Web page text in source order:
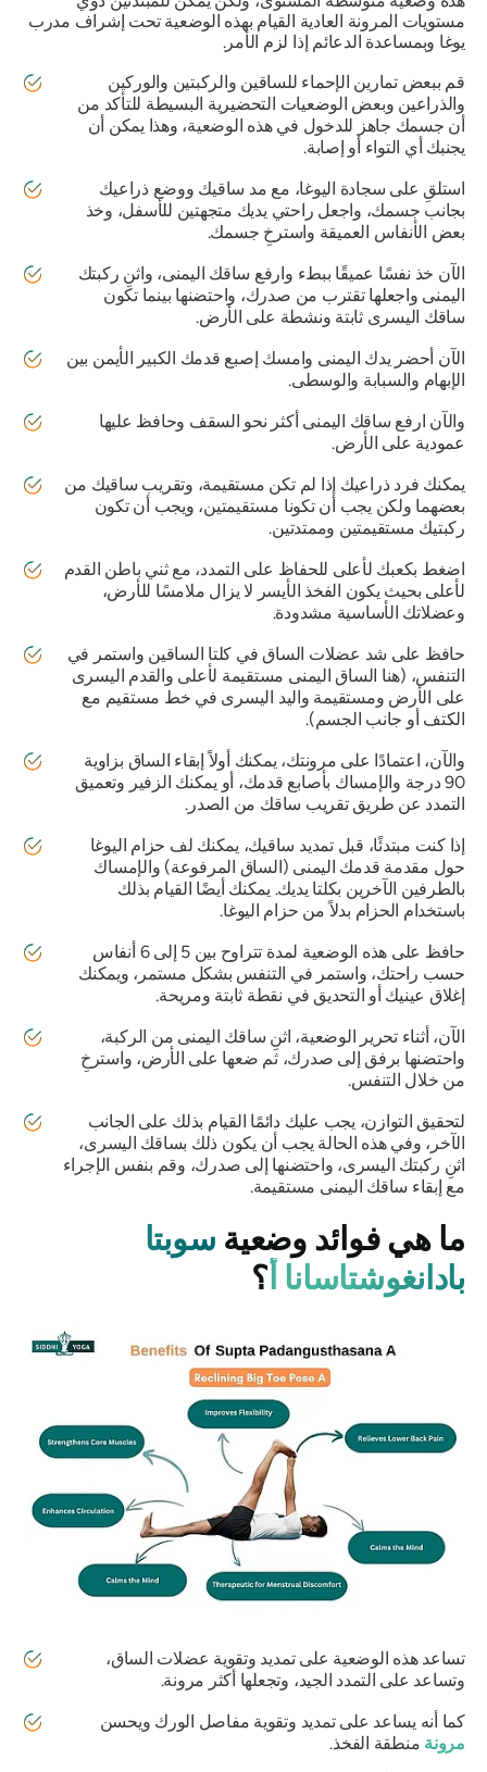
مستويات المرونة العادية القيام بهذه الوضعية تحت إشراف مدرب
يوغا وبمساعدة الدعائم إذا لزم الأمر.
قم ببعض تمارين الإحماء للساقين والركبتين والوركين
والذراعين وبعض الوضعيات التحضيرية البسيطة للتأكد من
أن جسمك جاهز للدخول في هذه الوضعية، وهذا يمكن أن
يجنبك أي التواء أو إصابة.
استلقِ على سجادة اليوغا، مع مد ساقيك ووضع ذراعيك
بجانب جسمك، واجعل راحتي يديك متجهتين للأسفل، وخذ
بعض الأنفاس العميقة واسترخِ جسمك.
الآن خذ نفسًا عميقًا ببطء وارفع ساقك اليمنى، واثنِ ركبتك
اليمنى واجعلها تقترب من صدرك، واحتضنها بينما تكون
ساقك اليسرى ثابتة ونشطة على الأرض.
الآن أحضر يدك اليمنى وامسك إصبع قدمك الكبير الأيمن بين
الإبهام والسبابة والوسطى.
والآن ارفع ساقك اليمنى أكثر نحو السقف وحافظ عليها
عمودية على الأرض.
يمكنك فرد ذراعيك إذا لم تكن مستقيمة، وتقريب ساقيك من
بعضهما ولكن يجب أن تكونا مستقيمتين، ويجب أن تكون
ركبتيك مستقيمتين وممتدتين.
اضغط بكعبك لأعلى للحفاظ على التمدد، مع ثني باطن القدم
لأعلى بحيث يكون الفخذ الأيسر لا يزال ملامسًا للأرض،
وعضلاتك الأساسية مشدودة.
حافظ على شد عضلات الساق في كلتا الساقين واستمر في
التنفس، (هنا الساق اليمنى مستقيمة لأعلى والقدم اليسرى
على الأرض ومستقيمة واليد اليسرى في خط مستقيم مع
الكتف أو جانب الجسم).
والآن، اعتمادًا على مرونتك، يمكنك أولاً إبقاء الساق بزاوية
90 درجة والإمساك بأصابع قدمك، أو يمكنك الزفير وتعميق
التمدد عن طريق تقريب ساقك من الصدر.
إذا كنت مبتدئًا، قبل تمديد ساقيك، يمكنك لف حزام اليوغا
حول مقدمة قدمك اليمنى (الساق المرفوعة) والإمساك
بالطرفين الآخرين بكلتا يديك. يمكنك أيضًا القيام بذلك
باستخدام الحزام بدلاً من حزام اليوغا.
حافظ على هذه الوضعية لمدة تتراوح بين 5 إلى 6 أنفاس
حسب راحتك، واستمر في التنفس بشكل مستمر، ويمكنك
إغلاق عينيك أو التحديق في نقطة ثابتة ومريحة.
الآن، أثناء تحرير الوضعية، اثنِ ساقك اليمنى من الركبة،
واحتضنها برفق إلى صدرك، ثم ضعها على الأرض، واسترخِ
من خلال التنفس.
لتحقيق التوازن، يجب عليك دائمًا القيام بذلك على الجانب
الآخر، وفي هذه الحالة يجب أن يكون ذلك بساقك اليسرى،
اثنِ ركبتك اليسرى، واحتضنها إلى صدرك، وقم بنفس الإجراء
مع إبقاء ساقك اليمنى مستقيمة.
ما هي فوائد وضعيةسوبتا
بادانغوشتاسانا أ ؟
تساعد هذه الوضعية على تمديد وتقوية عضلات الساق،
وتساعد على التمدد الجيد، وتجعلها أكثر مرونة.
كما أنه يساعد على تمديد وتقوية مفاصل الورك ويحسن
مرونةمنطقة الفخذ.